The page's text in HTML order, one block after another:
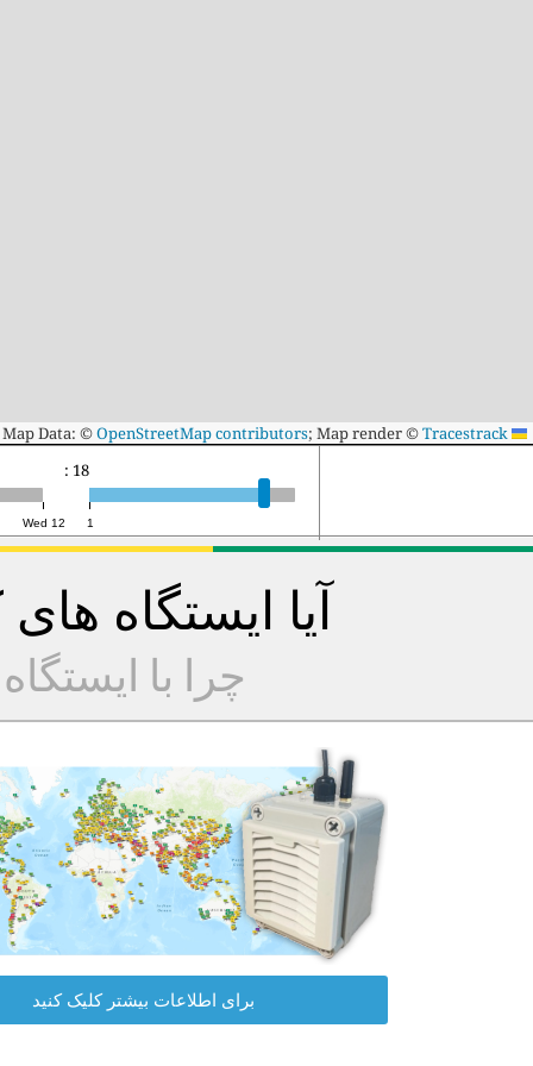
Map Data: ©OpenStreetMap contributors; Map render ©Tracestrack
1
18
Wed 12
آیا ایستگاه
چرا با
برای اطلاعات بیشتر کلیک کنید